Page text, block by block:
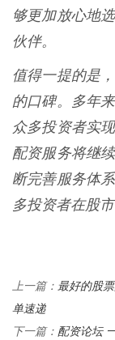
够更加放心地
伙伴。
值得一提的是
的口碑。多年
众多投资者实
配资服务将继
断完善服务体
多投资者在股
上一篇： 最好的股
单速递
下一篇： 配资论坛